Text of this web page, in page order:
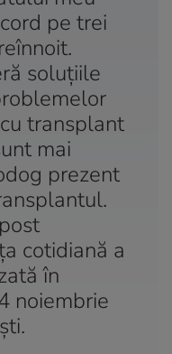
pe trei
soluţiile
transplant
mai
prezent
cotidiană a
în
noiembrie